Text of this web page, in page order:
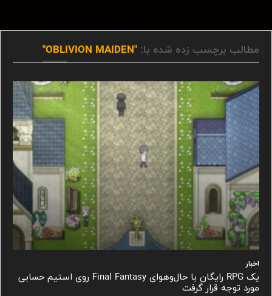
مطالب برچسب زده شده با: "OBLIVION MAIDEN"
اخبار
یک RPG رایگان با حال‌وهوای Final Fantasy روی استیم حسابی
مورد توجه قرار گرفت